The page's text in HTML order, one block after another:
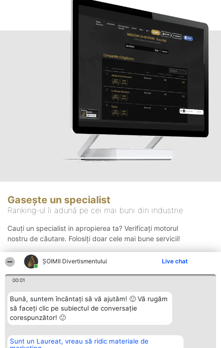
ŞOIMII Divertismentului Live chat
00:01
Bună, suntem încântați să vă ajutăm! 🙂 Vă rugăm
să faceți clic pe subiectul de conversație
corespunzător! 🙂
Sunt un Laureat, vreau să ridic materiale de
Gasește un specialist
Ranking-ul îi adună pe cei mai buni din industrie
Cauți un specialist in apropierea ta? Verificați motorul
nostru de căutare. Folosiți doar cele mai bune servicii!
Organizator Ranking Plebiscyt Contact